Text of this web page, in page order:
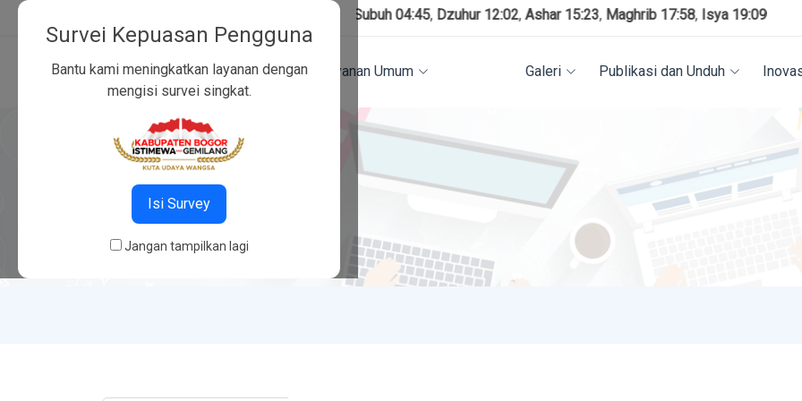
Subuh 04:45,Dzuhur 12:02,Ashar 15:23,Maghrib 17:58,Isya 19:09
Beranda Tentang Kami Layanan Umum Galeri Publikasi dan Unduh
Survei Kepuasan Pengguna
Bantu kami meningkatkan layanan dengan
mengisi survei singkat.
Isi Survey
Jangan tampilkan lagi